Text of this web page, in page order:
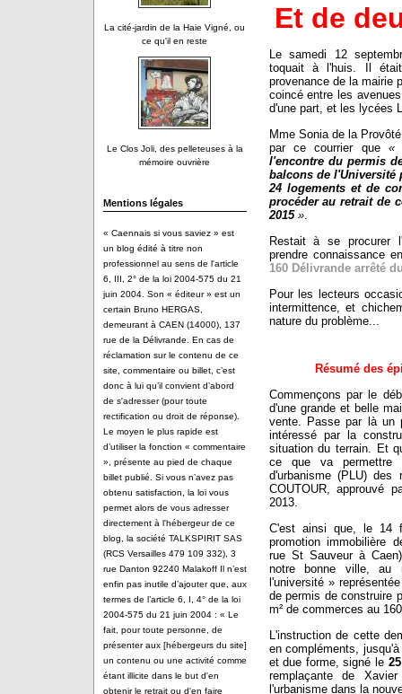
La cité-jardin de la Haie Vigné, ou
ce qu'il en reste
Le Clos Joli, des pelleteuses à la
mémoire ouvrière
Mentions légales
« Caennais si vous saviez » est
un blog édité à titre non
professionnel au sens de l'article
6, III, 2° de la loi 2004-575 du 21
juin 2004. Son « éditeur » est un
certain Bruno HERGAS,
demeurant à CAEN (14000), 137
rue de la Délivrande. En cas de
réclamation sur le contenu de ce
site, commentaire ou billet, c’est
donc à lui qu’il convient d’abord
de s'adresser (pour toute
rectification ou droit de réponse).
Le moyen le plus rapide est
d’utiliser la fonction « commentaire
», présente au pied de chaque
billet publié. Si vous n’avez pas
obtenu satisfaction, la loi vous
permet alors de vous adresser
directement à l'hébergeur de ce
blog, la société TALKSPIRIT SAS
(RCS Versailles 479 109 332), 3
rue Danton 92240 Malakoff Il n’est
enfin pas inutile d’ajouter que, aux
termes de l’article 6, I, 4° de la loi
2004-575 du 21 juin 2004 : « Le
fait, pour toute personne, de
présenter aux [hébergeurs du site]
un contenu ou une activité comme
étant illicite dans le but d'en
obtenir le retrait ou d'en faire
Et de
Le samedi 12
toquait à l'huis. Il
provenance de la mairie
coincé entre les
d'une part, et les lycées
Mme Sonia de la
par ce courrier que
l'encontre du permis
balcons de
24 logements et de
procéder au retrait de
2015».
Restait à se procurer
prendre connaissance
160 Délivrande arrêté
Pour les lecteurs
intermittence, et
nature du problème...
Résumé des
Commençons par le
d'une grande et belle
vente. Passe par là un
intéressé par la
situation du terrain. Et
ce que va permettre
d'urbanisme (PLU) des
COUTOUR, approuvé
2013.
C'est ainsi que, le 14
promotion immobilière
rue St Sauveur à
notre bonne ville, au
l'université »
de permis de construire
m² de commerces au
L'instruction de cette
en compléments,
et due forme, signé le
remplaçante de
l'urbanisme dans la